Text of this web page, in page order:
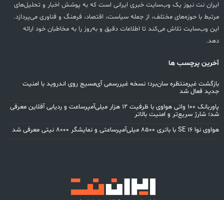
ایران نت نیوز یک وب‌سایت خبری ایرانی است که به پوشش اخبار و تحلیل‌های
مرتبط با حوزه‌های مختلف، از جمله سیاست، اقتصاد، فرهنگ و فناوری می‌پردازد.
این وب‌سایت تلاش می‌کند تا اطلاعات دقیق و به‌روز را به مخاطبان خود ارائه
دهد.
آخرین پرچسب ها
بازگشت غیرمنتظره سان‌برد؛ نسخه غیررسمی آی‌مسیج روی اندروید با امنیت
جدید فعال شد
پاوربانک ۱۰۰ واتی هواوی با ظرفیت ۱۲ هزار میلی‌آمپرساعت و ردیابی آفلاین معرفی
شد؛ شارژ سریع‌تر و امنیت بالاتر
هواوی نوا 16 SE با باتری ۸۵۰۰ میلی‌آمپرساعتی و نمایشگر ۸۰۰۰ نیتی معرفی شد